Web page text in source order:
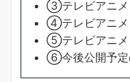
③テレビアニメ
④テレビアニメ
⑤テレビアニメ
⑥今後公開予定